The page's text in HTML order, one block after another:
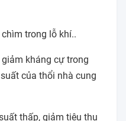
trong lỗ khí..
kháng cự trong
của thổi nhà cung
thấp, giảm tiêu thụ